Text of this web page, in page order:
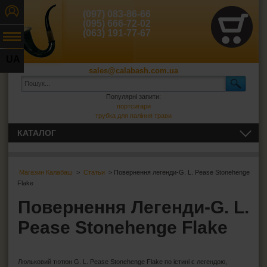
(097) 083-86-66
(095) 666-72-02
(063) 191-77-67
sales@calabash.com.ua
Популярні запити:
портсигари
трубка для паління трави
Магазин Калабаш > Статьи > Повернення легенди-G. L. Pease Stonehenge
Flake
Повернення Легенди-G. L.
Pease Stonehenge Flake
Люльковий тютюн G. L. Pease Stonehenge Flake по істині є легендою,
КАТАЛОГ
ВСЕ ДЛЯ СИГАРЕТ І САМОКРУТОК
ЗАПАЛЬНИЧКИ
ПОПІЛЬНИЦІ